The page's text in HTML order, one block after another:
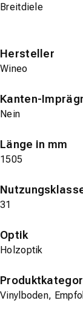
Breitdiele
Hersteller
Wineo
Kanten-
Nein
Länge in mm
1505
31
Optik
Holzoptik
Vinylboden,